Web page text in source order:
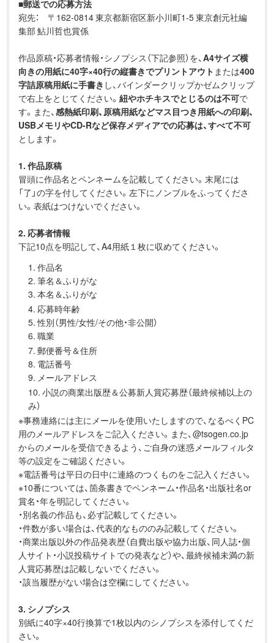
■郵送での応募方法
宛先： 〒162-0814 東京都新宿区新小川町1-5 東京創元社編
集部 鮎川哲也賞係
作品原稿・応募者情報・シノプシス（下記参照）を、A4サイズ横
向きの用紙に40字×40行の縦書きでプリントアウト または400
字詰原稿用紙に手書き し、バインダークリップかゼムクリップ
で右上をとじてください。紐やホチキスでとじるのは不可で
す。また、感熱紙印刷、原稿用紙などマス目つき用紙への印刷、
USBメモリやCD-Rなど保存メディアでの応募は、すべて不可
とします。
1. 作品原稿
冒頭に作品名とペンネームを記載してください。末尾には
「了」の字を付してください。左下にノンブルをふってくださ
い。表紙はつけないでください。
2. 応募者情報
下記10点を明記して、A4用紙１枚に収めてください。
1. 作品名
2. 筆名＆ふりがな
3. 本名＆ふりがな
4. 応募時年齢
5. 性別（男性/女性/その他・非公開）
6. 職業
7. 郵便番号＆住所
8. 電話番号
9. メールアドレス
10. 小説の商業出版歴＆公募新人賞応募歴（最終候補以上の
み）
※事務連絡には主にメールを使用いたしますので、なるべくPC
用のメールアドレスをご記入ください。また、@tsogen.co.jp
からのメールを受信できるよう、ご自身の迷惑メールフィルタ
等の設定をご確認ください。
※電話番号は平日の日中に連絡のつくものをご記入ください。
※10番については、箇条書きでペンネーム・作品名・出版社名or
賞名・年を明記してください。
・別名義の作品も、必ず記載してください。
・件数が多い場合は、代表的なもののみ記載してください。
・商業出版以外の作品発表歴（自費出版や協力出版、同人誌・個
人サイト・小説投稿サイトでの発表など）や、最終候補未満の新
人賞応募歴は記載しないでください。
・該当履歴がない場合は空欄にしてください。
3. シノプシス
別紙に40字×40行換算で1枚以内のシノプシスを添付してくだ
さい。